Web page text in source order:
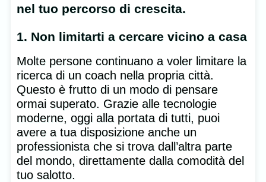
nel tuo percorso di crescita.
1. Non limitarti a cercare vicino a casa
Molte persone continuano a voler limitare la
ricerca di un coach nella propria città.
Questo è frutto di un modo di pensare
ormai superato. Grazie alle tecnologie
moderne, oggi alla portata di tutti, puoi
avere a tua disposizione anche un
professionista che si trova dall’altra parte
del mondo, direttamente dalla comodità del
tuo salotto.